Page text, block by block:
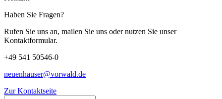
Haben Sie Fragen?
Rufen Sie uns an, mailen Sie uns oder nutzen Sie unser
Kontaktformular.
+49 541 50546-0
neuenhauser@vorwald.de
Zur Kontaktseite